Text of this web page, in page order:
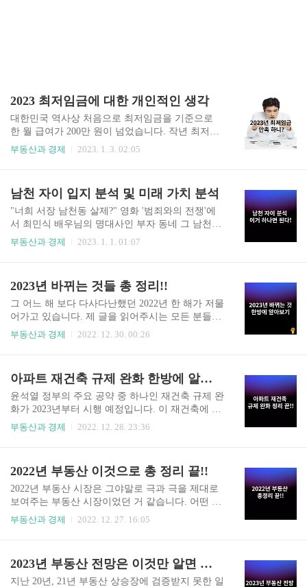
2023 최저임금에 대한 개인적인 생각
대한민국 역사상 처음으로 최저임금을 기준으로
한 월 급여가 200만 원이 넘었습니다. 작년 최저임
금인 9,160원에서 5% 인상한 9,620원이 된 것인데
이 왜 보장되어야 하는지 개인적인 시각에서 글을
써보겠습니다. 그리고, 이번 글은 최저임금을 받기
위한 조건이나 급여 계산에 대한 글이 아니라는 점
참고 부탁드립니다. 최저임금이란? 쉽게 말하면
'근로자가 대한민국 어느 곳에서 무슨 일을 해도 최
든 사업장에 적용이 되므로 고용하는 고용주 입장
에서는 피할 수 없는 ..
부동산과 경제 2023. 1. 3. 02:05
남천 자이 입지 분석 및 미래 가치 분석
"너희 서장 남천동 살제?" 영화 '범죄와의 전쟁'에
서 최민식 배우님의 명대사인 부자 동네 그 남천동
이 맞습니다. 특별공급 57 가구 모집에 3065명이 분
는 " 남천 자이 완판이 된다 안된다, 미계약이 나온
다 안 나온다"로 사람들의 입에 오르내리고 있어서
필자의 주관적인 견해를 덧붙여 입지 분석 및 미래
가치 분석을 한번 해보려 합니다. 부산의 첫 3000만
원대의 분양가 처음 남천 자이 분양 정보를 확인하
야기가 오고 갔습니다. 필자도 평당 2000만 원은..
부동산과 경제 2023. 1. 1. 01:07
2023년 바뀌는 것들 총 정리!!
그 어느 해 보다 다사다난했던 2022년 한 해가 저물
어가고 있습니다. 제 글을 읽어주시는 모든 분들은
내년부터 시행되는 것들과 제도적으로 바뀌는 것
되고 있는 정책입니다. 완전히 사용이 금지되는 것
은 아니고 우리가 흔히 마트나 편의점에서 물건을
구입하고 편의상 받아오던 비닐봉지를 더 이상 판
매하지 않고 종이봉투로 전환을 한다고 합니다. 그
리고 비 오는 날 영화관이나 백화점 입구 앞에 세워
플라스틱 빨대도 당연히 사라지겠죠. 매년 전 세계
에서 쏟아내는 플라스..
부동산과 경제 2022. 12. 30. 00:26
아파트 재건축 규제 완화 한방에 알아보기!!
윤석열 정부의 주요 공약 중 하나인 재건축 규제 완
화가 2023년부터 시행 예정입니다. 이 재건축에 대
한 규제 하나 때문에 아직도 낡은 집에서 힘들게 생
이번 정부에서 추진 중인 재건축 규제 완화에 어떤
내용이 담겨있고 또 어떻게 대비하면 좋을지에 대
해 알아보도록 하겠습니다. 안전진단의 완화 뭐니
뭐니 해도 제일 큰 규제 완화는 안전 진단에 대한
규제 완화입니다. 사실 대한민국의 많은 아파트들
가 있는 아파트들은 많지 않을 겁니다. 하지만 지하
주차장이 없는 경우..
부동산과 경제 2022. 12. 28. 23:36
2022년 부동산 이것으로 총 정리 끝!!
2022년 부동산 시장은 그야말로 극과 극을 제대로
보여주는 부동산 시장이었던 거 같습니다. 어떤 이
에게는 희망의 불씨가 되기도 하였으며, 다른 어떤
도 있는지 알아보는 시간을 갖도록 하겠습니다. 20
22년 부동산 시장 총 정리 정신 차리지 못할 만큼
부동산과 경제 2022. 12. 27. 16:05
2023년 부동산 전망은 이것만 알면 된다!!
지난 20년, 21년 부동산 상승장에 검증받지 못한 일